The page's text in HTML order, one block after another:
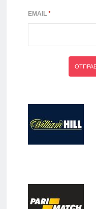
EMAIL *